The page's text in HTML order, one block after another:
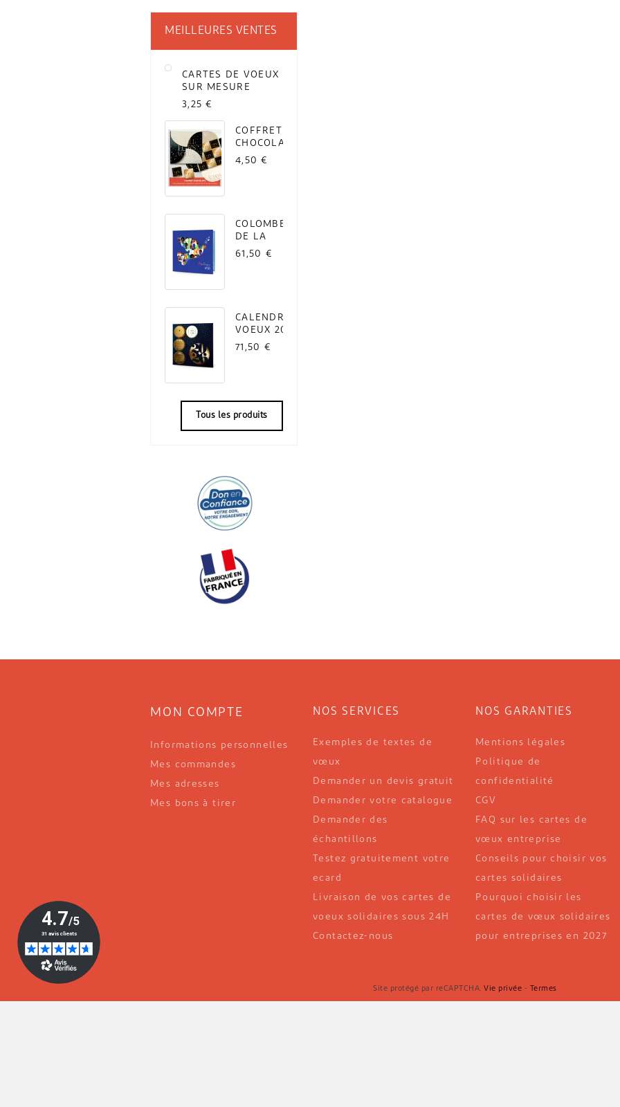
MEILLEURES VENTES
CARTES DE VOEUX
SUR MESURE
3,25 €
COFFRET
CHOCOLATS
(À L'UNITÉ)
4,50 €
COLOMBE
DE LA
PAIX
61,50 €
CALENDRIER
VOEUX 2027
LOGO
71,50 €
Tous les produits
MON COMPTE
Informations personnelles
Mes commandes
Mes adresses
Mes bons à tirer
NOS SERVICES
Exemples de textes de
vœux
Demander un devis gratuit
Demander votre catalogue
Demander des
échantillons
Testez gratuitement votre
ecard
Livraison de vos cartes de
voeux solidaires sous 24H
Contactez-nous
NOS GARANTIES
Mentions légales
Politique de
confidentialité
CGV
FAQ sur les cartes de
vœux entreprise
Conseils pour choisir vos
cartes solidaires
Pourquoi choisir les
cartes de vœux solidaires
pour entreprises en 2027
Site protégé par reCAPTCHA.Vie privée - Termes